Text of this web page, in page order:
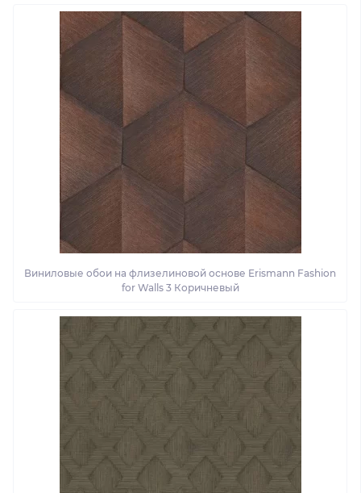
Виниловые обои на флизелиновой основе Erismann Fashion
for Walls 3 Коричневый